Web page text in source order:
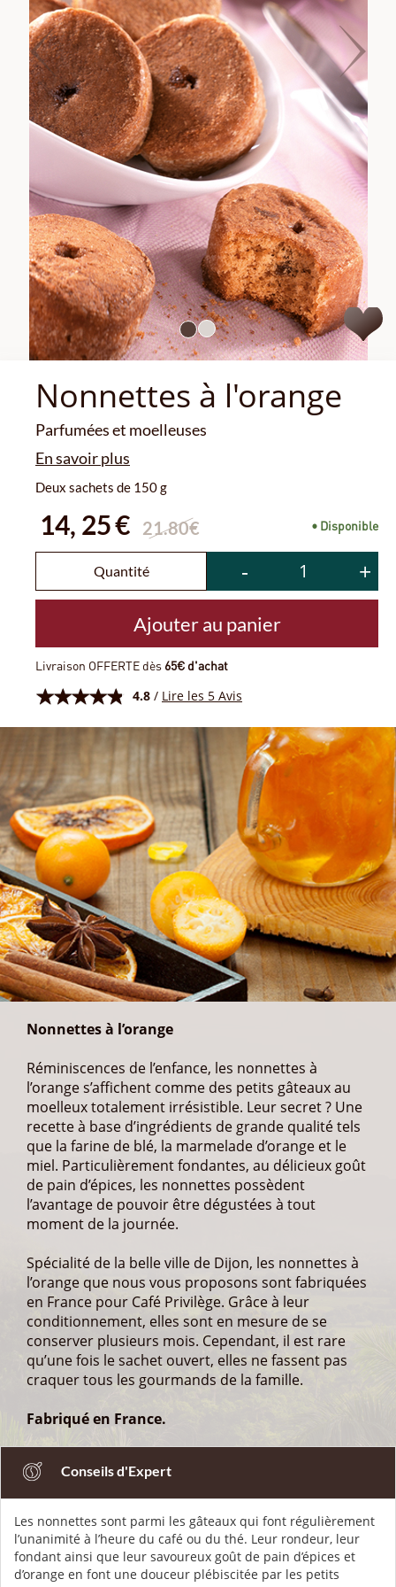
Nonnettes à l'orange
Parfumées et moelleuses
En savoir plus
Deux sachets de 150 g
14,25€ 21.80€ • Disponible
Quantité - +
Ajouter au panier
4.8/Lire les 5 Avis
Nonnettes à l’orange
Réminiscences de l’enfance, les nonnettes à
l’orange s’affichent comme des petits gâteaux au
moelleux totalement irrésistible. Leur secret ? Une
recette à base d’ingrédients de grande qualité tels
que la farine de blé, la marmelade d’orange et le
miel. Particulièrement fondantes, au délicieux goût
de pain d’épices, les nonnettes possèdent
l’avantage de pouvoir être dégustées à tout
moment de la journée.
Spécialité de la belle ville de Dijon, les nonnettes à
l’orange que nous vous proposons sont fabriquées
conditionnement, elles sont en mesure de se
qu’une fois le sachet ouvert, elles ne fassent pas
craquer tous les gourmands de la famille.
Fabriqué en France.
Conseils d'Expert
Les nonnettes sont parmi les gâteaux qui font régulièrement
fondant ainsi que leur savoureux goût de pain d’épices et
d’orange en font une douceur plébiscitée par les petits
comme les grands gourmands.
Ces nonnettes à l’orange sont de tous les moments de la
journée. Elles se mangent aussi bien au petit-déjeuner qu’au
goûter, en dessert que lors d’une pause-café. Elles
représentent le complément parfait d’un café Café Privilège,
belles nuances. Un véritable régal que nombre de nos clients
Vous pouvez proposer ces gâteaux ronds et fondants avec un
café doux ou plus puissant : de par leur saveur unique, ils se
marient aisément à des goûts forts ou plus légers. Quant aux
enfants, ils les croqueront probablement avec enthousiasme,
afin de découvrir leur cœur de marmelade d’orange. Les
nonnettes s’affichent comme le goûter idéal après l’école, le